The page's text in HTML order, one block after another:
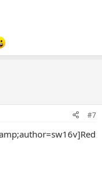
#7